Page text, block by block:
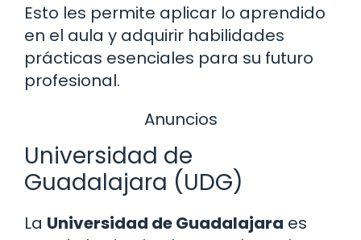
Esto les permite aplicar lo aprendido
en el aula y adquirir habilidades
prácticas esenciales para su futuro
profesional.
Anuncios
Universidad de
Guadalajara (UDG)
La Universidad de Guadalajara es